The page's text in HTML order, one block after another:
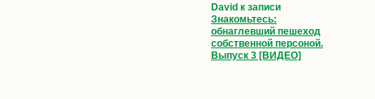
David к записи
Знакомьтесь:
обнаглевший пешеход
собственной персоной.
Выпуск 3 [ВИДЕО]